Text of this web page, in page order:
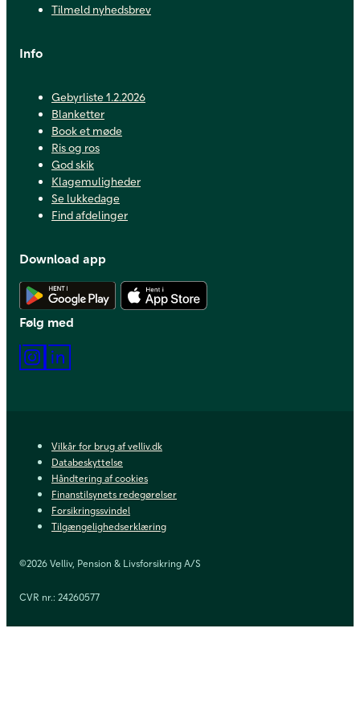
Tilmeld nyhedsbrev
Info
Gebyrliste 1.2.2026
Blanketter
Book et møde
Ris og ros
God skik
Klagemuligheder
Se lukkedage
Find afdelinger
Download app
Hent Android app
Følg med
Instagram
Vilkår for brug af velliv.dk
Databeskyttelse
Håndtering af cookies
Finanstilsynets redegørelser
Forsikringssvindel
Tilgængelighedserklæring
©2026 Velliv, Pension & Livsforsikring A/S
CVR nr.: 24260577